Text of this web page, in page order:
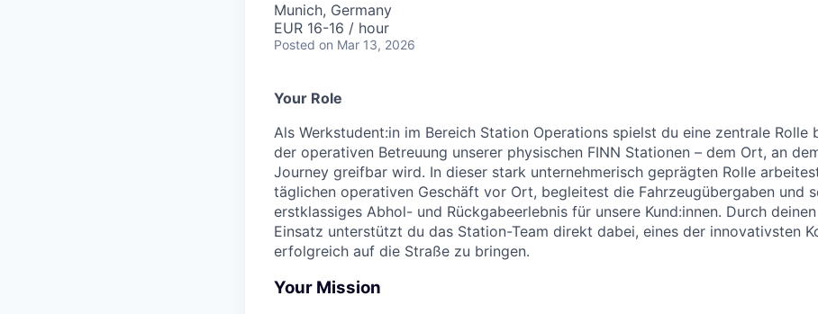
Munich, Germany
EUR 16-16 / hour
Posted on Mar 13, 2026
Your Role
Als Werkstudent:in im Bereich Station Operations spielst du eine zentrale Rolle
der operativen Betreuung unserer physischen FINN Stationen – dem Ort, an
Journey greifbar wird. In dieser stark unternehmerisch geprägten Rolle
täglichen operativen Geschäft vor Ort, begleitest die Fahrzeugübergaben und
erstklassiges Abhol- und Rückgabeerlebnis für unsere Kund:innen. Durch
Einsatz unterstützt du das Station-Team direkt dabei, eines der innovativsten
erfolgreich auf die Straße zu bringen.
Your Mission